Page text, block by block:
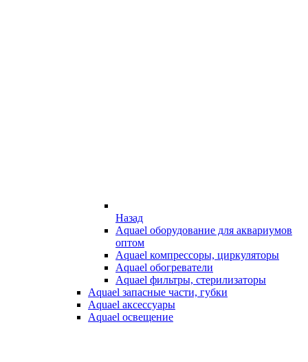
Назад
Aquael оборудование для аквариумов
оптом
Aquael компрессоры, циркуляторы
Aquael обогреватели
Aquael фильтры, стерилизаторы
Aquael запасные части, губки
Aquael аксессуары
Aquael освещение